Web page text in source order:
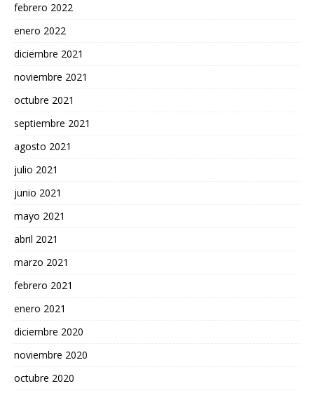
febrero 2022
enero 2022
diciembre 2021
noviembre 2021
octubre 2021
septiembre 2021
agosto 2021
julio 2021
junio 2021
mayo 2021
abril 2021
marzo 2021
febrero 2021
enero 2021
diciembre 2020
noviembre 2020
octubre 2020